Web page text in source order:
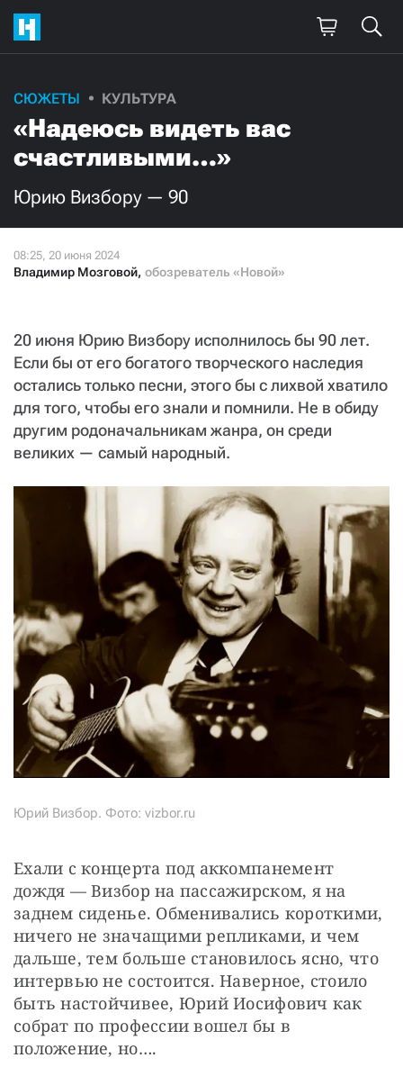
СЮЖЕТЫ КУЛЬТУРА
«Надеюсь видеть вас
счастливыми…»
Юрию Визбору — 90
Владимир Мозговой, обозреватель «Новой»
20 июня Юрию Визбору исполнилось бы 90 лет.
Если бы от его богатого творческого наследия
остались только песни, этого бы с лихвой хватило
для того, чтобы его знали и помнили. Не в обиду
другим родоначальникам жанра, он среди
великих — самый народный.
Юрий Визбор. Фото: vizbor.ru
Ехали с концерта под аккомпанемент
дождя — Визбор на пассажирском, я на
заднем сиденье. Обменивались короткими,
ничего не значащими репликами, и чем
дальше, тем больше становилось ясно, что
интервью не состоится. Наверное, стоило
быть настойчивее, Юрий Иосифович как
собрат по профессии вошел бы в
положение, но….
Поддержите
нашу работу!
Ежемесячно
500 300
Нажимая кнопку «Стать соучастником»,
я принимаю условия и подтверждаю свое гражданство РФ
СТАТЬ СОУЧАСТНИКОМ
ПОДЕЛИТЬСЯ С ДРУЗЬЯМИ
Если у вас есть вопросы, пишите donate@novayagazeta.ru
+7 (929) 612-03-68